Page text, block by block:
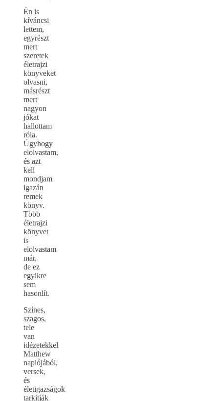
Én is
kíváncsi
lettem,
egyrészt
mert
szeretek
életrajzi
könyveket
olvasni,
másrészt
mert
nagyon
jókat
hallottam
róla.
Úgyhogy
elolvastam,
és azt
kell
mondjam
igazán
remek
könyv.
Több
életrajzi
könyvet
is
elolvastam
már,
de ez
egyikre
sem
hasonlít.
Színes,
szagos,
tele
van
idézetekkel
Matthew
naplójából,
versek,
és
életigazságok
tarkítják